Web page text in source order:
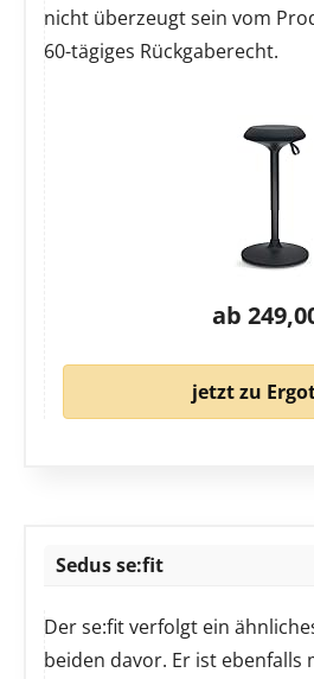
nicht überzeugt sein vom
60-tägiges Rückgaberecht.
ab
jetzt zu
Sedus se:fit
Der se:fit verfolgt ein
beiden davor. Er ist ebenfalls